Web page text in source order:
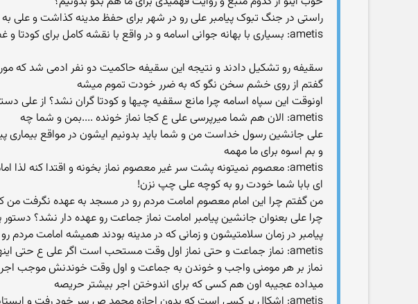
راستی در جنگ تبوک پیامبر علی رو در شهر برای حفظ مدینه کذاشت و علی به
ametis: بسیاری با بهانه جوانی اسامه و در واقع با نقشه کامل برای کودتا و غصب خلافت به لشگر اسامه ملحق نشدند و سقیفه رو تشکیل دادند
سقیفه رو تشکیل دادند و نتیجه این سقیفه حاکمیت دو نفر ادمی شد که
گفتم از روی خشم سخن نگو که به ضرر خودت تموم میشه
اونوقت این سپاه اسامه چرا مانع سقفیه چیها و کودتا گران نشد؟ از علی
ametis: الان هم شما میرپرسی علی ع کجا نماز خونده ....بمن و شما چه
علی جانشین رسول خداست من و شما باید بدونیم ایشون در مواقع بیماری
و بم اسوه برای ما مهمه
ametis: معصوم نمیتونه پشت سر غیر معصوم نماز بخونه و اقتدا کنه لذا امام هرگز در نماز جماعت به امامت شخص دیگر نماز نمیخواند و خودش به فرادا ادا منیکند
ای بابا شما خودت رو به کوچه علی چپ نزن!
من گفتم چرا این امام معصوم امامت مردم رو در مسجد به عهده نگرفت
چرا علی بعنوان جانشین پیامبر امامت نماز جماعت رو عهده دار نشد؟
پیامبر در زمان سلامتیشون و زمانی که در مدینه بودند همیشه امامت
ametis: نماز جماعت و حتی نماز اول وقت مستحب است اگر علی ع حتی اینها رو ترک کرده باشه که قطعا نکرده باز هم بر ایشان هرجی نیست
نماز بر هر مومنی واجب و خوندن به جماعت و اول وقت خوندنش موجب اجر
میداده عجیبه اون هم کسی که برای اندوختن اجر بیشتر حریصه